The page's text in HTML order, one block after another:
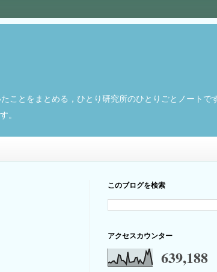
ことをまとめる，ひとり研究所のひとりごとノートです
。
このブログを検索
アクセスカウンター
639,188